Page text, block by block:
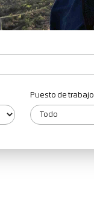
Puesto de trabajo